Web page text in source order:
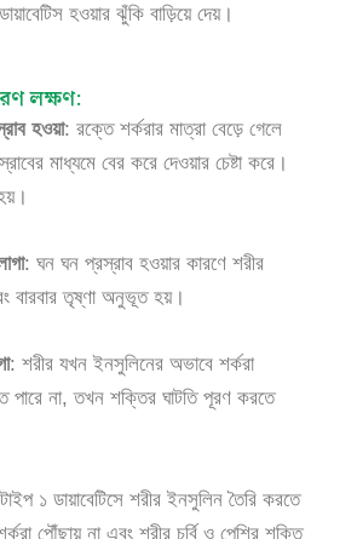
হওয়ার ঝুঁকি বাড়িয়ে দেয়।
লক্ষণ:
হওয়া: রক্তে শর্করার মাত্রা বেড়ে গেলে
মাধ্যমে বের করে দেওয়ার চেষ্টা করে।
: ঘন ঘন প্রস্রাব হওয়ার কারণে শরীর
বারবার তৃষ্ণা অনুভূত হয়।
: শরীর যখন ইনসুলিনের অভাবে শর্করা
পারে না, তখন শক্তির ঘাটতি পূরণ করতে
১ ডায়াবেটিসে শরীর ইনসুলিন তৈরি করতে
পৌঁছায় না এবং শরীর চর্বি ও পেশির শক্তি